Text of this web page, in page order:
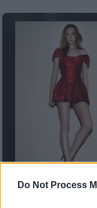
Do Not Process